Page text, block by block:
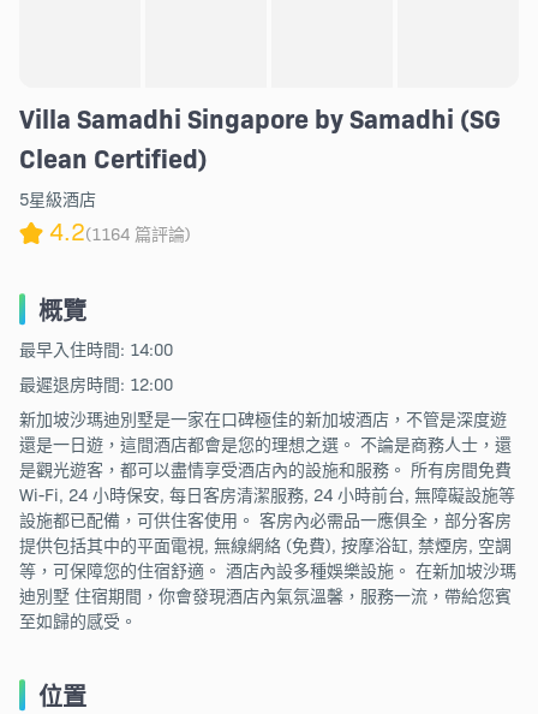
Villa Samadhi Singapore by Samadhi (SG
Clean Certified)
5星級酒店
4.2(1164 篇評論)
概覽
最早入住時間: 14:00
最遲退房時間: 12:00
新加坡沙瑪迪別墅是一家在口碑極佳的新加坡酒店，不管是深度遊
還是一日遊，這間酒店都會是您的理想之選。 不論是商務人士，還
是觀光遊客，都可以盡情享受酒店內的設施和服務。 所有房間免費
Wi-Fi, 24 小時保安, 每日客房清潔服務, 24 小時前台, 無障礙設施等
設施都已配備，可供住客使用。 客房內必需品一應俱全，部分客房
提供包括其中的平面電視, 無線網絡 (免費), 按摩浴缸, 禁煙房, 空調
等，可保障您的住宿舒適。 酒店內設多種娛樂設施。 在新加坡沙瑪
迪別墅 住宿期間，你會發現酒店內氣氛溫馨，服務一流，帶給您賓
至如歸的感受。
位置